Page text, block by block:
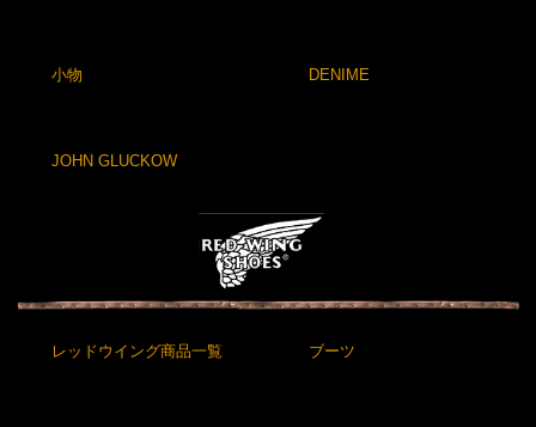
小物 DENIME
JOHN GLUCKOW
レッドウイング商品一覧 ブーツ